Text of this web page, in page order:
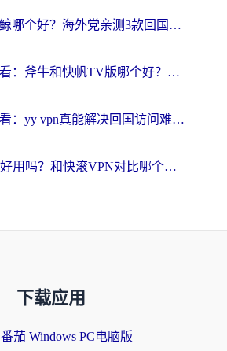
穿梭和巨鲸哪个好？海外党亲测3款回国加速器，教你避开90%的坑
海外党必看：斧牛和快帆TV版哪个好？3分钟选对回国加速器，无缝刷B站、追热剧
海外党必看：yy vpn真能解决回国访问难题？附云极initap测评+免费方案对比
穿梭VPN好用吗？和快滚VPN对比哪个回国效果更好？海外党选回国加速器必看指南
下载应用
番茄 Windows PC电脑版